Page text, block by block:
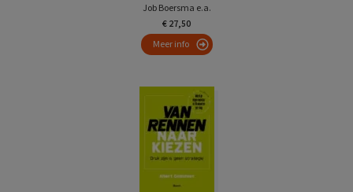
Job Boersma e.a.
€ 27,50
Meer info